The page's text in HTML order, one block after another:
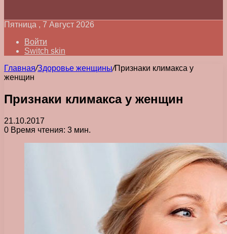
Пятница , 7 Август 2026
Войти
Switch skin
Главная/Здоровье женщины/Признаки климакса у
женщин
Признаки климакса у женщин
21.10.2017
0 Время чтения: 3 мин.